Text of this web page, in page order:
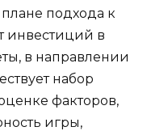
подхода к
инвестиций в
в направлении
набор
факторов,
игры,